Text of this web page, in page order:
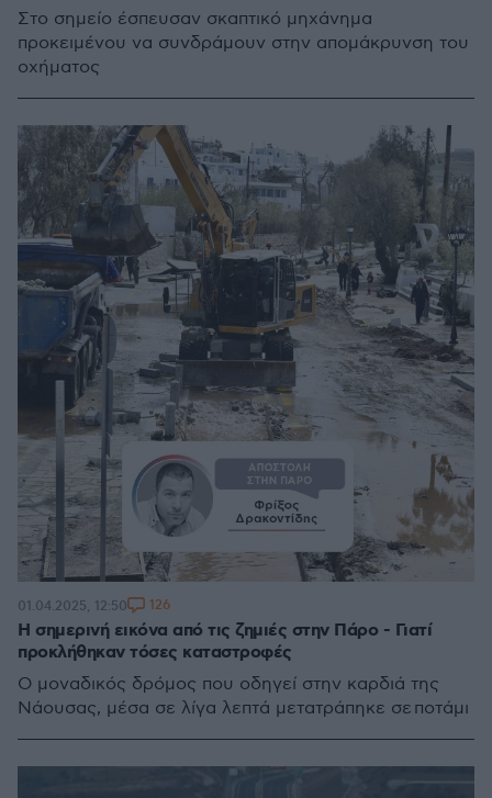
Στο σημείο έσπευσαν σκαπτικό μηχάνημα
προκειμένου να συνδράμουν στην απομάκρυνση του
οχήματος
Η σημερινή εικόνα από τις ζημιές στην Πάρο - Γιατί
προκλήθηκαν τόσες καταστροφές
Ο μοναδικός δρόμος που οδηγεί στην καρδιά της
Νάουσας, μέσα σε λίγα λεπτά μετατράπηκε σε ποτάμι
01.04.2025, 12:50 126